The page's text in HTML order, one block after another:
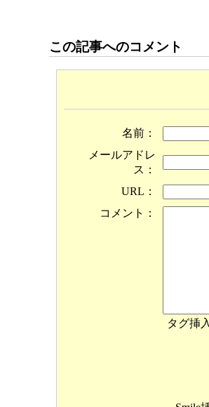
この記事へのコメント
名前：
メールアドレ
ス：
URL：
コメント：
タグ挿